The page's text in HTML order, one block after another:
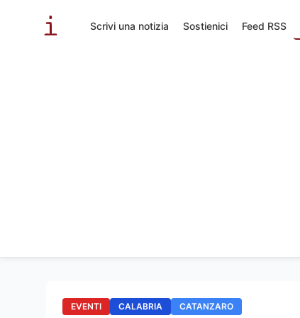
Scrivi una notizia Sostienici Feed RSS
EVENTI CALABRIA CATANZARO